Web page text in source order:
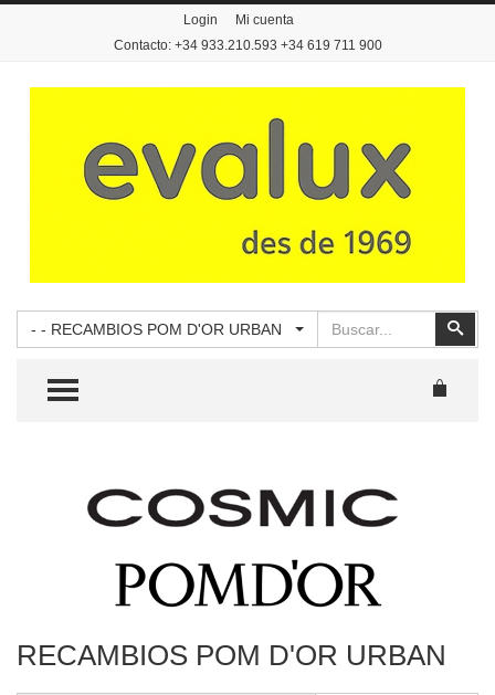
Login
Mi cuenta
Contacto: +34 933.210.593 +34 619 711 900
- - RECAMBIOS POM D'OR URBAN
TOGGLE MENU
RECAMBIOS POM D'OR URBAN